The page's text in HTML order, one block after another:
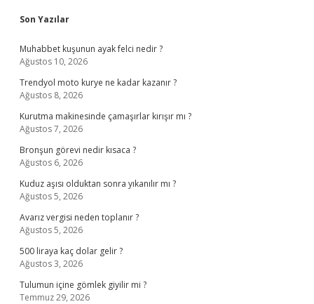
Sidebar
Son Yazılar
Muhabbet kuşunun ayak felci nedir ?
Ağustos 10, 2026
Trendyol moto kurye ne kadar kazanır ?
Ağustos 8, 2026
Kurutma makinesinde çamaşırlar kırışır mı ?
Ağustos 7, 2026
Bronşun görevi nedir kısaca ?
Ağustos 6, 2026
Kuduz aşısı olduktan sonra yıkanılır mı ?
Ağustos 5, 2026
Avarız vergisi neden toplanır ?
Ağustos 5, 2026
500 liraya kaç dolar gelir ?
Ağustos 3, 2026
Tulumun içine gömlek giyilir mi ?
Temmuz 29, 2026